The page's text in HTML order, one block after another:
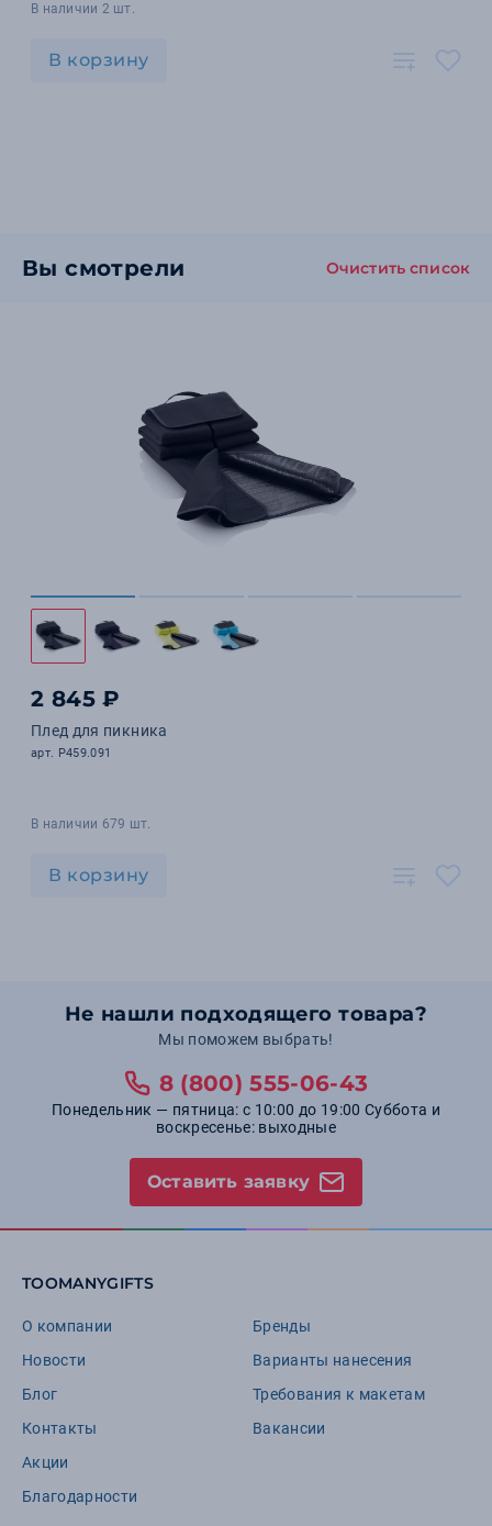
В наличии 2 шт.
В корзину
Вы смотрели Очистить список
2 845 ₽
Плед для пикника
арт. P459.091
В наличии 679 шт.
В корзину
Не нашли подходящего товара?
Мы поможем выбрать!
8 (800) 555-06-43
Понедельник — пятница: с 10:00 до 19:00 Суббота и
воскресенье: выходные
Оставить заявку
TOOMANYGIFTS
О компании
Новости
Блог
Контакты
Акции
Благодарности
Бренды
Варианты нанесения
Требования к макетам
Вакансии